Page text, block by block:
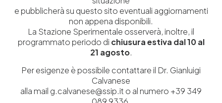
Commercio di Napoli, Toscana Nord-Ovest e Vicenza.
ssip@ssip.it
Servizi
Ricerca e Sviluppo
Laboratori
Dipartimenti di ricerca
Biblioteca
e pubblicherà su questo sito eventuali aggiornamenti
non appena disponibili.
La Stazione Sperimentale osserverà, inoltre, il
programmato periodo di chiusura estiva dal 10 al
21 agosto.
Per esigenze è possibile contattare il Dr. Gianluigi
Calvanese
alla mail g.calvanese@ssip.it o al numero +39 349